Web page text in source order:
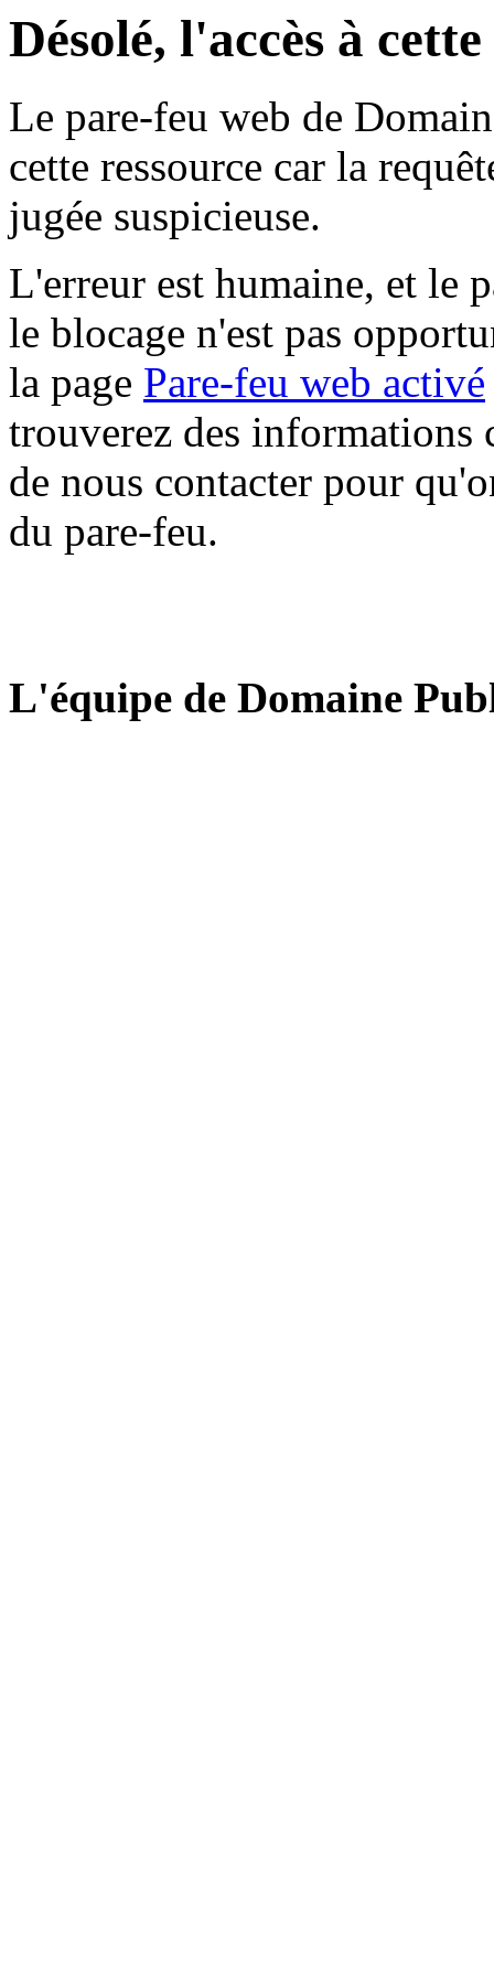
Désolé, l'accès à
Le pare-feu web de
cette ressource car la
jugée suspicieuse.
L'erreur est humaine, et le
le blocage n'est pas
la page Pare-feu web activé
trouverez des informations
de nous contacter pour
du pare-feu.
L'équipe de Domaine